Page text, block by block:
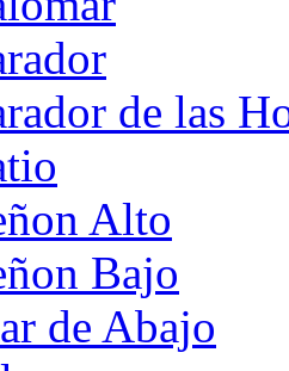
de las
Alto
Bajo
de Abajo